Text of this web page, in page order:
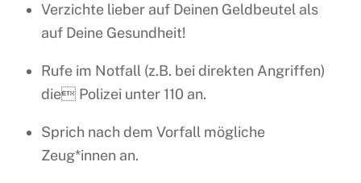
Verzichte lieber auf Deinen Geldbeutel als
auf Deine Gesundheit!
Rufe im Notfall (z.B. bei direkten Angriffen)
die Polizei unter 110 an.
Sprich nach dem Vorfall mögliche
Zeug*innen an.